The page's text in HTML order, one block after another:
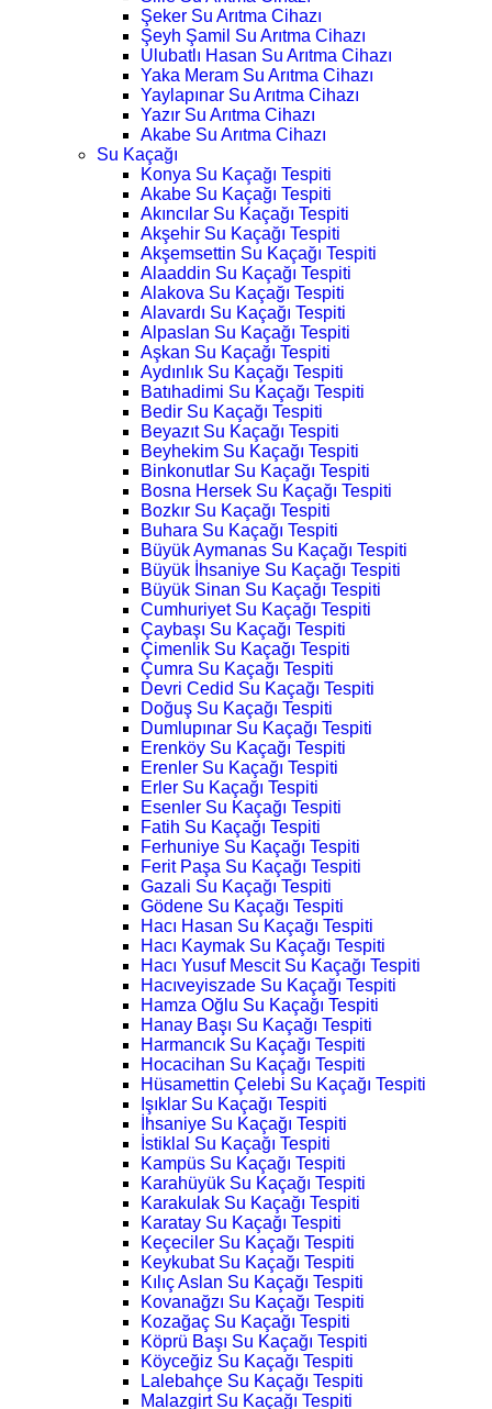
Şeker Su Arıtma Cihazı
Şeyh Şamil Su Arıtma Cihazı
Ulubatlı Hasan Su Arıtma Cihazı
Yaka Meram Su Arıtma Cihazı
Yaylapınar Su Arıtma Cihazı
Yazır Su Arıtma Cihazı
Akabe Su Arıtma Cihazı
Su Kaçağı
Konya Su Kaçağı Tespiti
Akabe Su Kaçağı Tespiti
Akıncılar Su Kaçağı Tespiti
Akşehir Su Kaçağı Tespiti
Akşemsettin Su Kaçağı Tespiti
Alaaddin Su Kaçağı Tespiti
Alakova Su Kaçağı Tespiti
Alavardı Su Kaçağı Tespiti
Alpaslan Su Kaçağı Tespiti
Aşkan Su Kaçağı Tespiti
Aydınlık Su Kaçağı Tespiti
Batıhadimi Su Kaçağı Tespiti
Bedir Su Kaçağı Tespiti
Beyazıt Su Kaçağı Tespiti
Beyhekim Su Kaçağı Tespiti
Binkonutlar Su Kaçağı Tespiti
Bosna Hersek Su Kaçağı Tespiti
Bozkır Su Kaçağı Tespiti
Buhara Su Kaçağı Tespiti
Büyük Aymanas Su Kaçağı Tespiti
Büyük İhsaniye Su Kaçağı Tespiti
Büyük Sinan Su Kaçağı Tespiti
Cumhuriyet Su Kaçağı Tespiti
Çaybaşı Su Kaçağı Tespiti
Çimenlik Su Kaçağı Tespiti
Çumra Su Kaçağı Tespiti
Devri Cedid Su Kaçağı Tespiti
Doğuş Su Kaçağı Tespiti
Dumlupınar Su Kaçağı Tespiti
Erenköy Su Kaçağı Tespiti
Erenler Su Kaçağı Tespiti
Erler Su Kaçağı Tespiti
Esenler Su Kaçağı Tespiti
Fatih Su Kaçağı Tespiti
Ferhuniye Su Kaçağı Tespiti
Ferit Paşa Su Kaçağı Tespiti
Gazali Su Kaçağı Tespiti
Gödene Su Kaçağı Tespiti
Hacı Hasan Su Kaçağı Tespiti
Hacı Kaymak Su Kaçağı Tespiti
Hacı Yusuf Mescit Su Kaçağı Tespiti
Hacıveyiszade Su Kaçağı Tespiti
Hamza Oğlu Su Kaçağı Tespiti
Hanay Başı Su Kaçağı Tespiti
Harmancık Su Kaçağı Tespiti
Hocacihan Su Kaçağı Tespiti
Hüsamettin Çelebi Su Kaçağı Tespiti
Işıklar Su Kaçağı Tespiti
İhsaniye Su Kaçağı Tespiti
İstiklal Su Kaçağı Tespiti
Kampüs Su Kaçağı Tespiti
Karahüyük Su Kaçağı Tespiti
Karakulak Su Kaçağı Tespiti
Karatay Su Kaçağı Tespiti
Keçeciler Su Kaçağı Tespiti
Keykubat Su Kaçağı Tespiti
Kılıç Aslan Su Kaçağı Tespiti
Kovanağzı Su Kaçağı Tespiti
Kozağaç Su Kaçağı Tespiti
Köprü Başı Su Kaçağı Tespiti
Köyceğiz Su Kaçağı Tespiti
Lalebahçe Su Kaçağı Tespiti
Malazgirt Su Kaçağı Tespiti